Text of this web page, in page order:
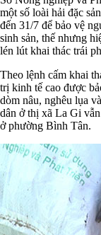
một số loài hải đặc
đến 31/7 để bảo vệ
sinh sản, thế nhưng
lén lút khai thác trái
Theo lệnh cấm khai
trị kinh tế cao được
dòm nâu, nghêu lụa
dân ở thị xã La Gi
ở phường Bình Tân.